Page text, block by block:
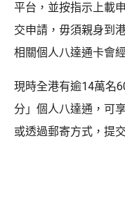
平台，並按指示上載
交申請，毋須親身到
相關個人八達通卡會
現時全港有逾14萬名
分」個人八達通，可
或透過郵寄方式，提